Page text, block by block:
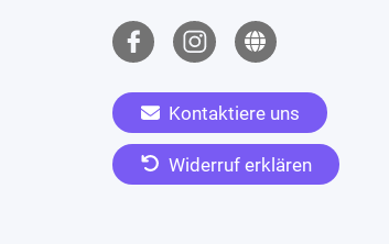
Kontaktiere uns
Widerruf erklären